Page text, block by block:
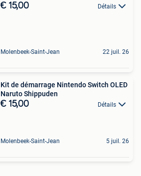
€ 15,00 Détails
Molenbeek-Saint-Jean 22 juil. 26
Kit de démarrage Nintendo Switch OLED
Naruto Shippuden
€ 15,00 Détails
Molenbeek-Saint-Jean 5 juil. 26